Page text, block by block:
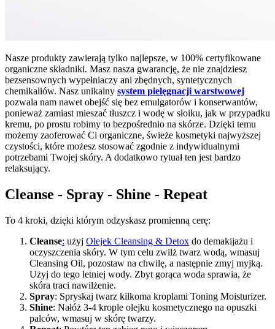
Nasze produkty zawierają tylko najlepsze, w 100% certyfikowane
organiczne składniki. Masz nasza gwarancję, że nie znajdziesz
bezsensownych wypełniaczy ani zbędnych, syntetycznych
chemikaliów. Nasz unikalny system pielęgnacji warstwowej
pozwala nam nawet obejść się bez emulgatorów i konserwantów,
ponieważ zamiast mieszać tłuszcz i wodę w słoiku, jak w przypadku
kremu, po prostu robimy to bezpośrednio na skórze. Dzięki temu
możemy zaoferować Ci organiczne, świeże kosmetyki najwyższej
czystości, które możesz stosować zgodnie z indywidualnymi
potrzebami Twojej skóry. A dodatkowo rytuał ten jest bardzo
relaksujący.
Cleanse - Spray - Shine - Repeat
To 4 kroki, dzięki którym odzyskasz promienną cerę:
Cleanse: użyj Olejek Cleansing & Detox do demakijażu i
oczyszczenia skóry. W tym celu zwilż twarz wodą, wmasuj
Cleansing Oil, pozostaw na chwilę, a następnie zmyj myjką.
Użyj do tego letniej wody. Zbyt gorąca woda sprawia, że
skóra traci nawilżenie.
Spray: Spryskaj twarz kilkoma kroplami Toning Moisturizer.
Shine: Nałóż 3-4 krople olejku kosmetycznego na opuszki
palców, wmasuj w skórę twarzy.